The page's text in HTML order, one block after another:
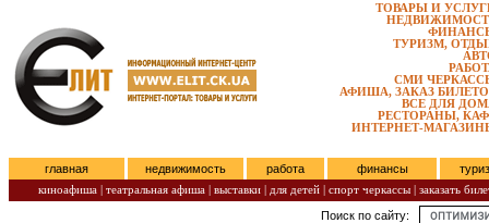
ТОВАРЫ И
ТУРИЗМ,
СМИ
АФИША, ЗАКАЗ
ВСЕ ДЛЯ
РЕСТОРАНЫ,
ИНТЕРНЕТ-
главная недвижимость работа финансы
киноафиша | театральная афиша | выставки | для детей | спорт черкассы | заказать
Поиск по сайту: